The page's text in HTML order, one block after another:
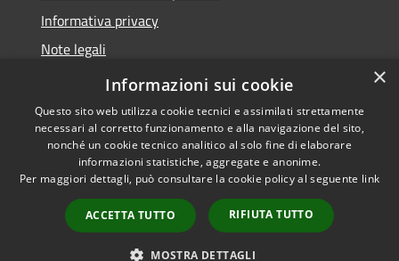
Informativa privacy
Note legali
Dichiarazione di accessibilità
Accessibilità
Copyright © 2026 • Comune di
Carovigno • Powered by
Municipium•
Accesso
redazione
×
Informazioni sui cookie
Questo sito web utilizza cookie tecnici e assimilati strettamente
necessari al corretto funzionamento e alla navigazione del sito,
nonché un cookie tecnico analitico al solo fine di elaborare
informazioni statistiche, aggregate e anonime.
Per maggiori dettagli, può consultare la cookie policy al seguente link
ACCETTA TUTTO RIFIUTA TUTTO
MOSTRA DETTAGLI